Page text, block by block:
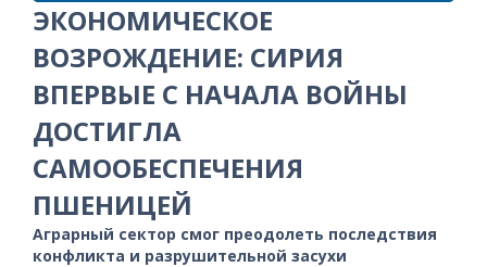
ЭКОНОМИЧЕСКОЕ
ВОЗРОЖДЕНИЕ: СИРИЯ
ВПЕРВЫЕ С НАЧАЛА ВОЙНЫ
ДОСТИГЛА
САМООБЕСПЕЧЕНИЯ
ПШЕНИЦЕЙ
Аграрный сектор смог преодолеть последствия
конфликта и разрушительной засухи